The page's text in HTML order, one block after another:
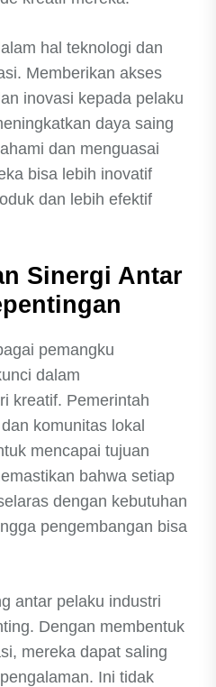
hal teknologi dan
Memberikan akses
inovasi kepada pelaku
daya saing
dan menguasai
bisa lebih inovatif
dan lebih efektif
Sinergi Antar
pemangku
dalam
kreatif. Pemerintah
komunitas lokal
mencapai tujuan
bahwa setiap
dengan kebutuhan
pengembangan bisa
antar pelaku industri
Dengan membentuk
mereka dapat saling
Ini tidak